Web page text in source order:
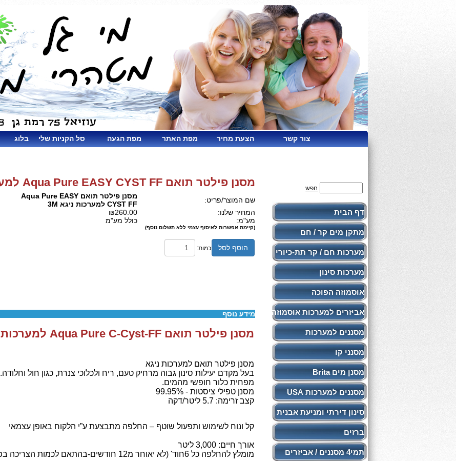
צור קשר הצעת מחיר מפת האתר מפת הגעה סל הקניות שלי בלוג
חפש
דף הבית
מתקן מים קר / חם
מערכות חם / קר תת-כיורי
מערכות סינון
אוסמוזה הפוכה
אביזרים למערכות אוסמוזה
מסננים למערכות
מסנני קו
מסנן מים Brita
מסננים למערכות USA
סינון דירתי ומניעת אבנית
ברזים
תמי4 מסננים / אביזרים
מסנן פילטר תואם Aqua Pure EASY CYST FF למערכות ניגא 3M
שם המוצר/פריט:
מסנן פילטר תואם Aqua Pure EASY
CYST FF למערכות ניגא 3M
המחיר שלנו:
₪260.00
מע"מ:
כולל מע"מ
(קיימת אפשרות לאיסוף עצמי ללא תשלום נוסף)
הוסף לסל כמות:
מידע נוסף
מסנן פילטר תואם Aqua Pure C-Cyst-FF למערכות ניגא 3M
מסנן פילטר תואם למערכות ניגא
בעל מקדם יעילות סינון גבוה מרחיק טעם, ריח ולכלוכי צנרת, כגון חול וחלודה.
מפחית כלור חופשי מהמים.
מסנן טפילי ציסטות - 99.95%
קצב זרימה: 5.7 ליטר/דקה
קל ונוח לשימוש ותפעול שוטף – החלפה מתבצעת ע”י הלקוח באופן עצמאי
אורך חיים: 3,000 ליטר
מומלץ להחלפה כל 6חוד' (לא יאוחר מ12 חודשים-בהתאם לכמות הצריכה בפועל)